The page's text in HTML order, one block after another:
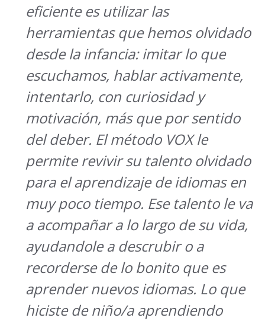
eficiente es utilizar las
herramientas que hemos olvidado
desde la infancia: imitar lo que
escuchamos, hablar activamente,
intentarlo, con curiosidad y
motivación, más que por sentido
del deber. El método VOX le
permite revivir su talento olvidado
para el aprendizaje de idiomas en
muy poco tiempo. Ese talento le va
a acompañar a lo largo de su vida,
ayudandole a descrubir o a
recorderse de lo bonito que es
aprender nuevos idiomas. Lo que
hiciste de niño/a aprendiendo